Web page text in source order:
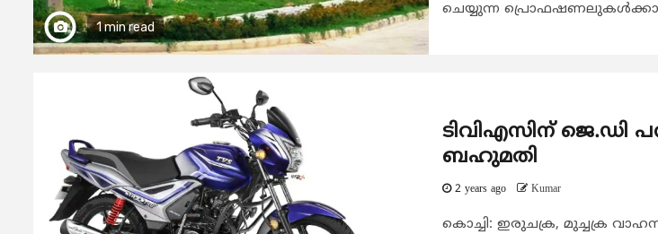
1 min read
ചെയ്യുന്ന
ടിവിഎസിന് ജെ.ഡി
ബഹുമതി
2 years ago Kumar
കൊച്ചി: ഇരുചക്ര, മുച്ചക്ര വാഹന